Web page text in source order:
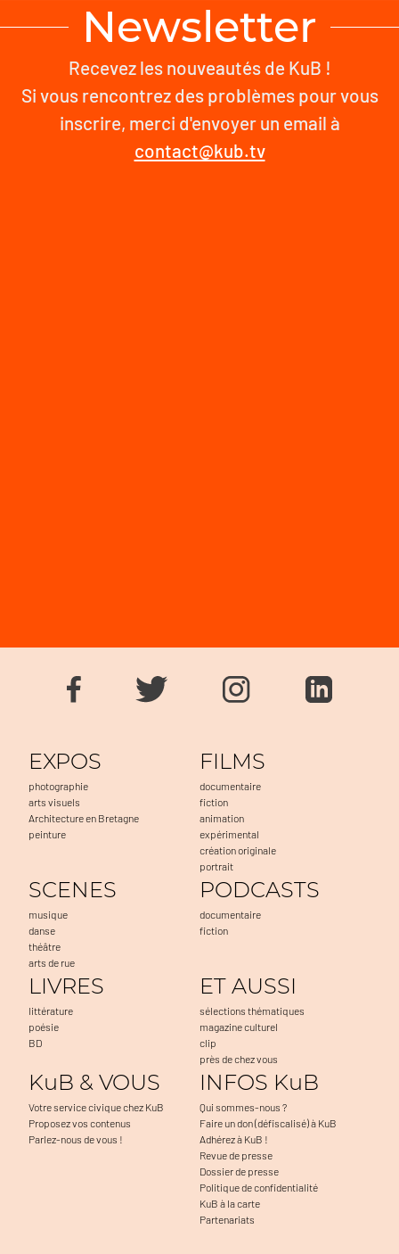
Newsletter
Recevez les nouveautés de KuB !
Si vous rencontrez des problèmes pour vous
inscrire, merci d'envoyer un email à
contact@kub.tv
EXPOS
photographie
arts visuels
Architecture en Bretagne
peinture
FILMS
documentaire
fiction
animation
expérimental
création originale
portrait
SCENES
musique
danse
théâtre
arts de rue
PODCASTS
documentaire
fiction
LIVRES
littérature
poésie
BD
ET AUSSI
sélections thématiques
magazine culturel
clip
près de chez vous
KuB & VOUS
Votre service civique chez KuB
Proposez vos contenus
Parlez-nous de vous !
INFOS KuB
Qui sommes-nous ?
Faire un don (défiscalisé) à KuB
Adhérez à KuB !
Revue de presse
Dossier de presse
Politique de confidentialité
KuB à la carte
Partenariats